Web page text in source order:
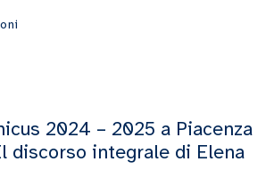
2024 – 2025 a Piacenza
discorso integrale di Elena